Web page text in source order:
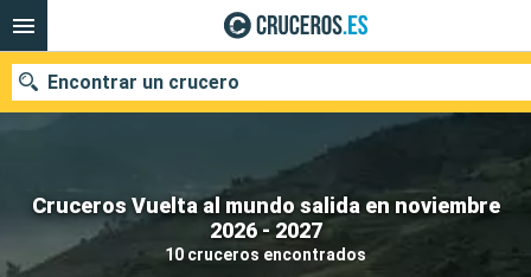
Cruceros Vuelta al mundo salida en noviembre
2026 - 2027
10 cruceros encontrados
Encontrar un crucero
Nuestros destinos
Fecha de salida